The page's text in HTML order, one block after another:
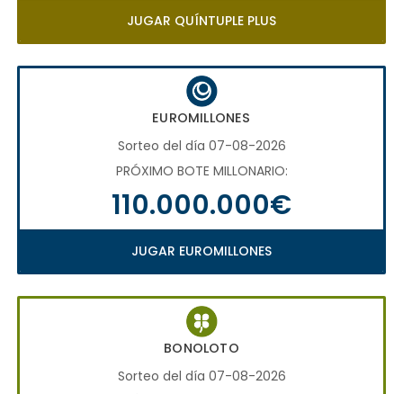
JUGAR QUÍNTUPLE PLUS
EUROMILLONES
Sorteo del día 07-08-2026
PRÓXIMO BOTE MILLONARIO:
110.000.000€
JUGAR EUROMILLONES
BONOLOTO
Sorteo del día 07-08-2026